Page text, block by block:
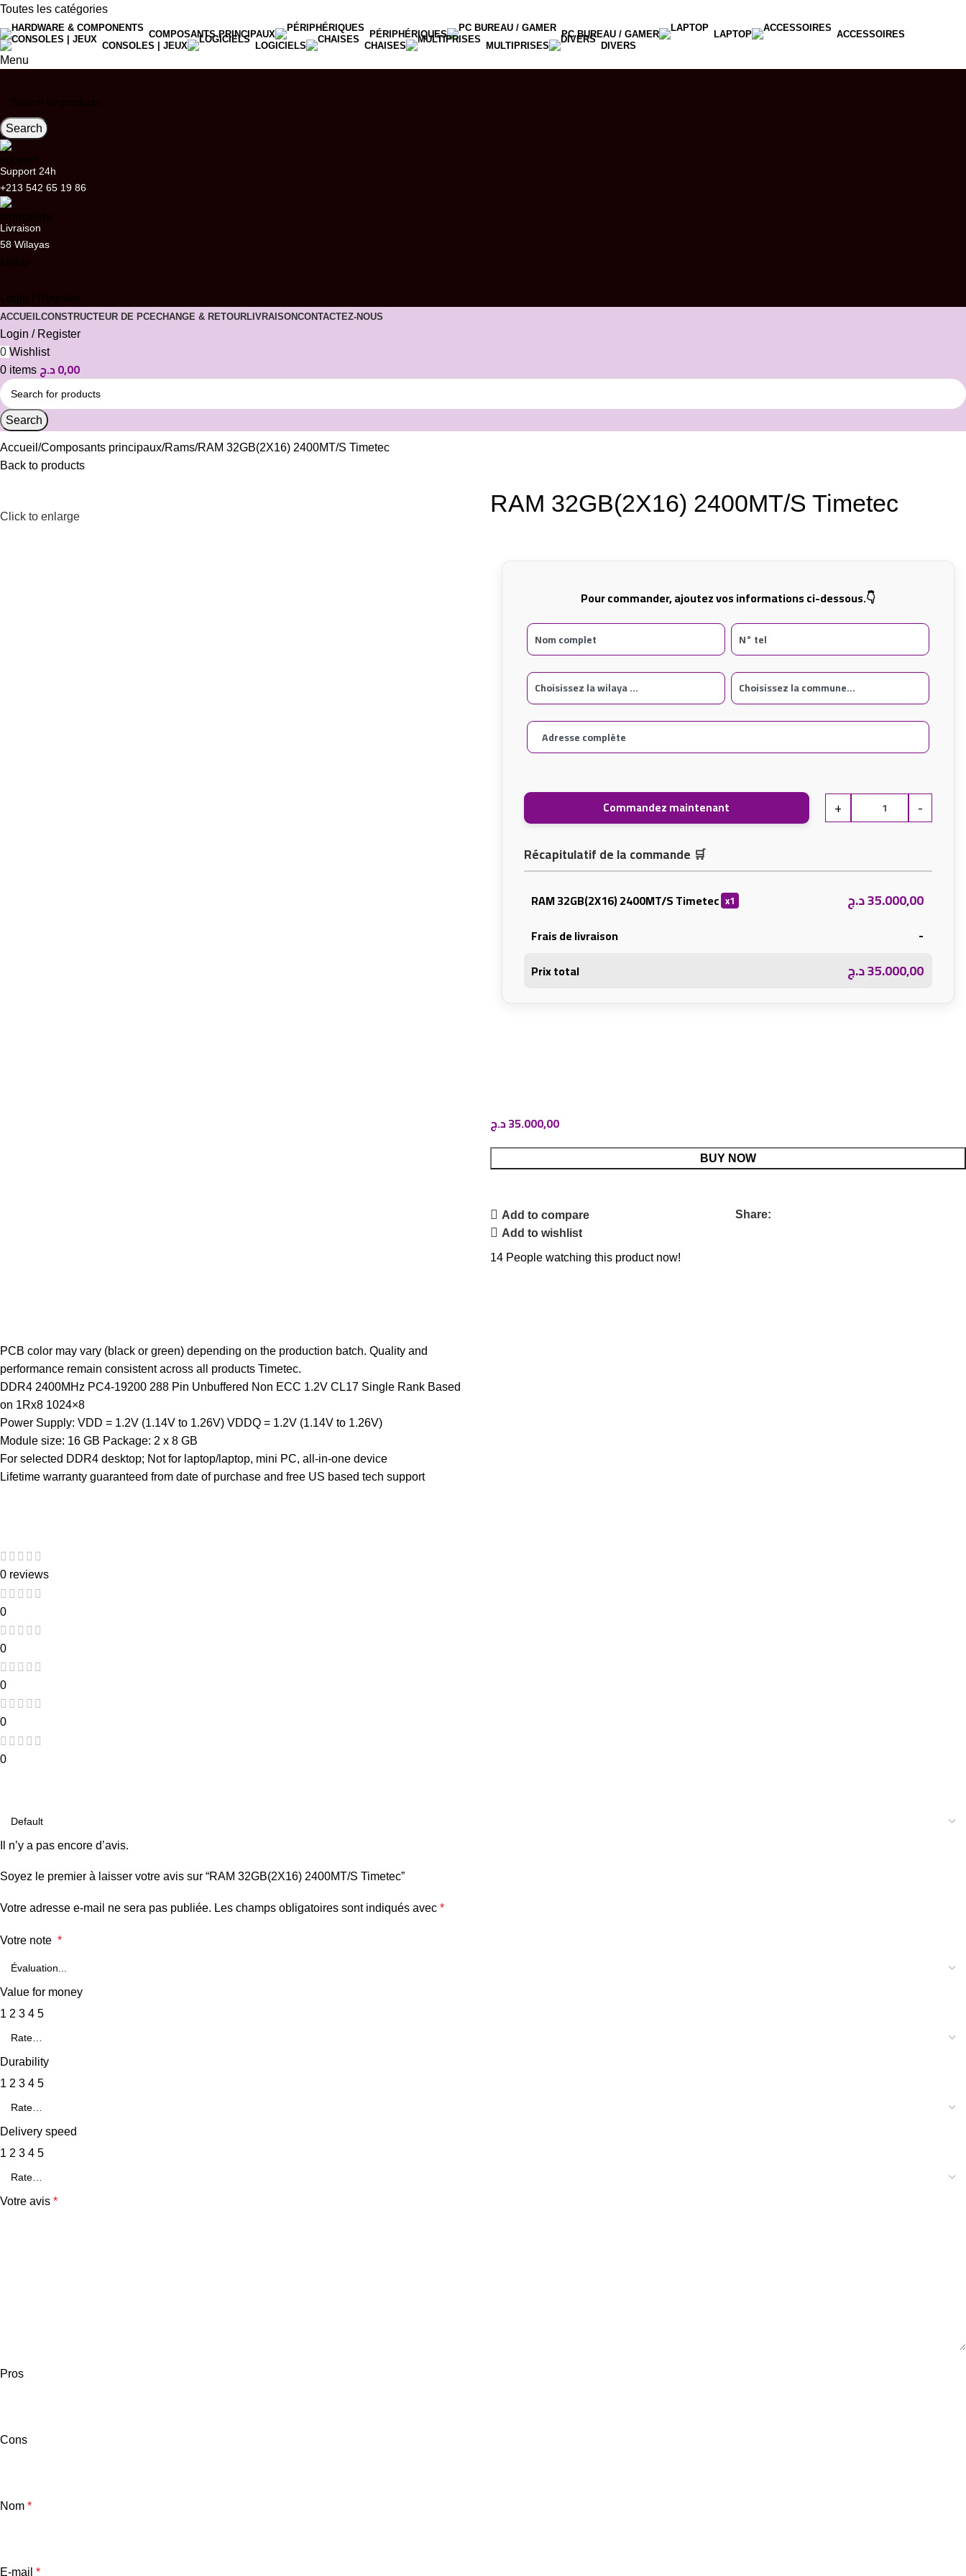
Toutes les catégories
COMPOSANTS PRINCIPAUX PÉRIPHÉRIQUES PC BUREAU / GAMER LAPTOP
ACCESSOIRES
CONSOLES | JEUX
LOGICIELS CHAISES MULTIPRISES DIVERS
Menu
Search
Support 24h
+213 542 65 19 86
Livraison
58 Wilayas
ACCUEILCONSTRUCTEUR DE PCECHANGE & RETOURLIVRAISONCONTACTEZ-NOUS
Login / Register
0 Wishlist
0 items 0,00د.ج
Search
Accueil Composants principaux Rams RAM 32GB(2X16) 2400MT/S Timetec
Back to products
Click to enlarge RAM 32GB(2X16) 2400MT/S Timetec
Pour commander, ajoutez vos informations ci-dessous.👇
-
+
Commandez maintenant
Récapitulatif de la commande 🛒
RAM 32GB(2X16) 2400MT/S Timetec x1 35.000,00د.ج
Frais de livraison -
Prix total 35.000,00د.ج
35.000,00د.ج
BUY NOW
Add to compare
Add to wishlist
Share:
14 People watching this product now!
PCB color may vary (black or green) depending on the production batch. Quality and
performance remain consistent across all products Timetec.
DDR4 2400MHz PC4-19200 288 Pin Unbuffered Non ECC 1.2V CL17 Single Rank Based
on 1Rx8 1024×8
Power Supply: VDD = 1.2V (1.14V to 1.26V) VDDQ = 1.2V (1.14V to 1.26V)
Module size: 16 GB Package: 2 x 8 GB
For selected DDR4 desktop; Not for laptop/laptop, mini PC, all-in-one device
Lifetime warranty guaranteed from date of purchase and free US based tech support
0 reviews
0
0
0
0
0
Il n’y a pas encore d’avis.
Soyez le premier à laisser votre avis sur “RAM 32GB(2X16) 2400MT/S Timetec”
Votre adresse e-mail ne sera pas publiée. Les champs obligatoires sont indiqués avec *
Votre note *
Value for money
1 2 3 4 5
Durability
1 2 3 4 5
Delivery speed
1 2 3 4 5
Votre avis *
Pros
Cons
Nom *
E-mail *